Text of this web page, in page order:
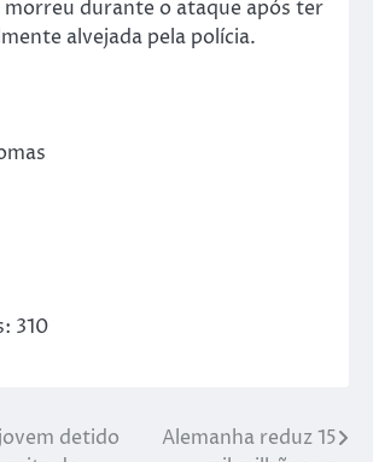
morreu durante o ataque após ter
alvejada pela polícia.
310
detido
Alemanha reduz 15